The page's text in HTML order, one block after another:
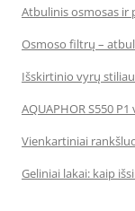
Atbulinis osmosas ir
Osmoso filtrų –
Išskirtinio vyrų
AQUAPHOR S550
Vienkartiniai
Geliniai lakai: kaip